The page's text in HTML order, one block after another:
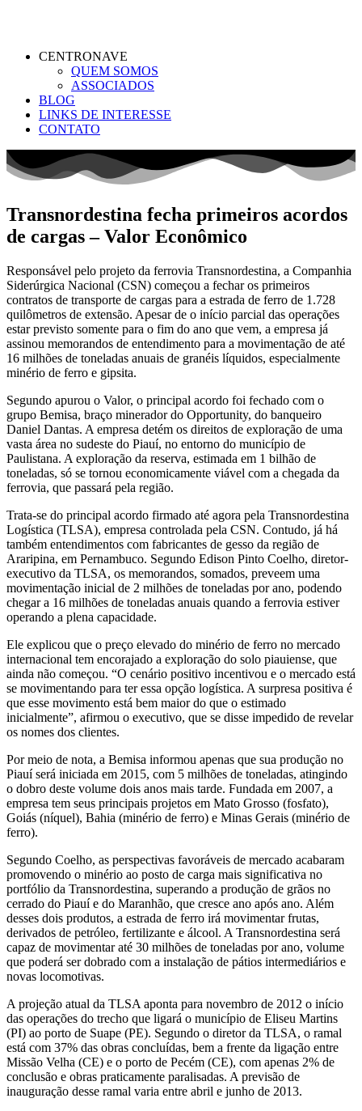
CENTRONAVE
QUEM SOMOS
ASSOCIADOS
BLOG
LINKS DE INTERESSE
CONTATO
Transnordestina fecha primeiros acordos
de cargas – Valor Econômico
Responsável pelo projeto da ferrovia Transnordestina, a Companhia
Siderúrgica Nacional (CSN) começou a fechar os primeiros
contratos de transporte de cargas para a estrada de ferro de 1.728
quilômetros de extensão. Apesar de o início parcial das operações
estar previsto somente para o fim do ano que vem, a empresa já
assinou memorandos de entendimento para a movimentação de até
16 milhões de toneladas anuais de granéis líquidos, especialmente
minério de ferro e gipsita.
Segundo apurou o Valor, o principal acordo foi fechado com o
grupo Bemisa, braço minerador do Opportunity, do banqueiro
Daniel Dantas. A empresa detém os direitos de exploração de uma
vasta área no sudeste do Piauí, no entorno do município de
Paulistana. A exploração da reserva, estimada em 1 bilhão de
toneladas, só se tornou economicamente viável com a chegada da
ferrovia, que passará pela região.
Trata-se do principal acordo firmado até agora pela Transnordestina
Logística (TLSA), empresa controlada pela CSN. Contudo, já há
também entendimentos com fabricantes de gesso da região de
Araripina, em Pernambuco. Segundo Edison Pinto Coelho, diretor-
executivo da TLSA, os memorandos, somados, preveem uma
movimentação inicial de 2 milhões de toneladas por ano, podendo
chegar a 16 milhões de toneladas anuais quando a ferrovia estiver
operando a plena capacidade.
Ele explicou que o preço elevado do minério de ferro no mercado
internacional tem encorajado a exploração do solo piauiense, que
ainda não começou. “O cenário positivo incentivou e o mercado está
se movimentando para ter essa opção logística. A surpresa positiva é
que esse movimento está bem maior do que o estimado
inicialmente”, afirmou o executivo, que se disse impedido de revelar
os nomes dos clientes.
Por meio de nota, a Bemisa informou apenas que sua produção no
Piauí será iniciada em 2015, com 5 milhões de toneladas, atingindo
o dobro deste volume dois anos mais tarde. Fundada em 2007, a
empresa tem seus principais projetos em Mato Grosso (fosfato),
Goiás (níquel), Bahia (minério de ferro) e Minas Gerais (minério de
ferro).
Segundo Coelho, as perspectivas favoráveis de mercado acabaram
promovendo o minério ao posto de carga mais significativa no
portfólio da Transnordestina, superando a produção de grãos no
cerrado do Piauí e do Maranhão, que cresce ano após ano. Além
desses dois produtos, a estrada de ferro irá movimentar frutas,
derivados de petróleo, fertilizante e álcool. A Transnordestina será
capaz de movimentar até 30 milhões de toneladas por ano, volume
que poderá ser dobrado com a instalação de pátios intermediários e
novas locomotivas.
A projeção atual da TLSA aponta para novembro de 2012 o início
das operações do trecho que ligará o município de Eliseu Martins
(PI) ao porto de Suape (PE). Segundo o diretor da TLSA, o ramal
está com 37% das obras concluídas, bem a frente da ligação entre
Missão Velha (CE) e o porto de Pecém (CE), com apenas 2% de
conclusão e obras praticamente paralisadas. A previsão de
inauguração desse ramal varia entre abril e junho de 2013.